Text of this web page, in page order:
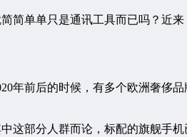
简单单只是通讯工具而已吗？近来
年前后的时候，有多个欧洲奢侈
这部分人群而论，标配的旗舰手